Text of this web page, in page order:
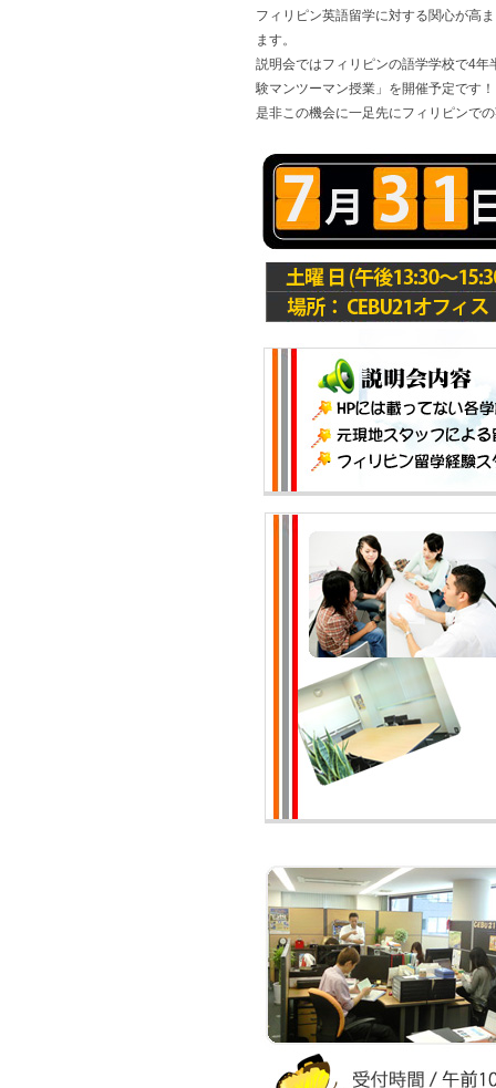
フィリピン英語留学に対する関心が高
ます。
説明会ではフィリピンの語学学校で4
験マンツーマン授業」を開催予定です！
是非この機会に一足先にフィリピンで